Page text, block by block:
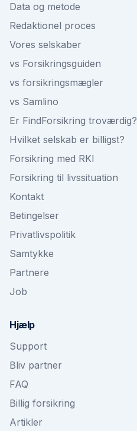
Data og metode
Redaktionel proces
Vores selskaber
vs Forsikringsguiden
vs forsikringsmægler
vs Samlino
Er FindForsikring troværdig?
Hvilket selskab er billigst?
Forsikring med RKI
Forsikring til livssituation
Kontakt
Betingelser
Privatlivspolitik
Samtykke
Partnere
Job
Hjælp
Support
Bliv partner
FAQ
Billig forsikring
Artikler